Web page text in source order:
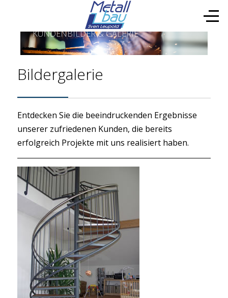
KUNDENBILDER & GALERIE
Bildergalerie
Entdecken Sie die beeindruckenden Ergebnisse
unserer zufriedenen Kunden, die bereits
erfolgreich Projekte mit uns realisiert haben.